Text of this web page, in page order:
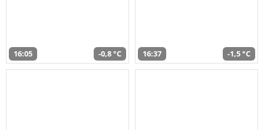
16:05 -0,8 °C 16:37 -1,5 °C